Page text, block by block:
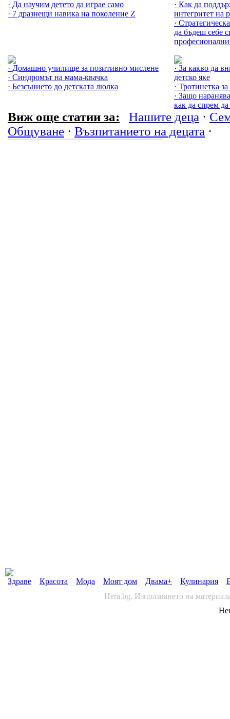
· Да научим детето да играе само
· 7 дразнещи навика на поколение Z
· Как да
интегритет на
·
да бъдеш себе
· Домашно училище за позитивно мислене
· Синдромът на мама-квачка
· Безсънието до детската люлка
· За какво да
детско яке
· Тротинетка
· Защо
как да спрем
Виж още статии за: Нашите деца ·
Общуване · Възпитанието на децата ·
Здраве Красота Мода Моят дом Двама+ Кулинария
Hera.bg. Използването на